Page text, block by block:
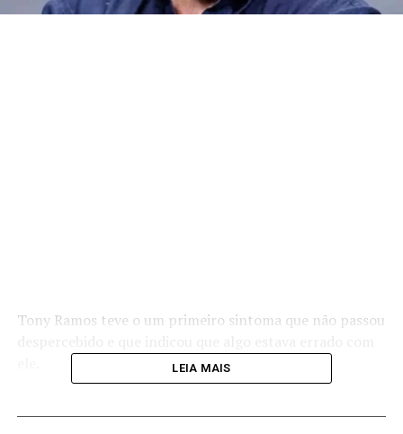
Tony Ramos teve o um primeiro sintoma que não passou
LEIA MAIS